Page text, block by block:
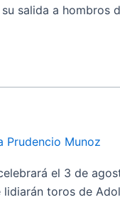
salida a
Prudencio Munoz
el 3 de
toros de